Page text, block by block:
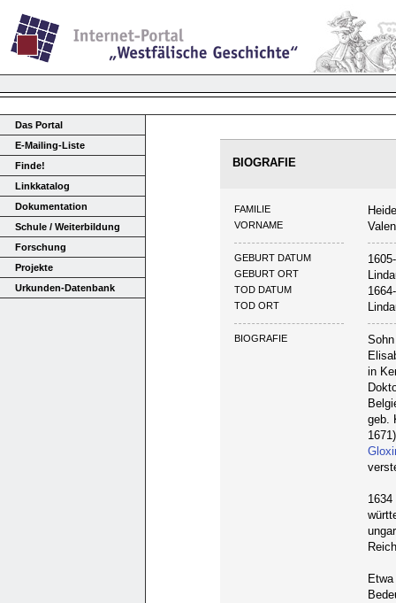
Das Portal
E-Mailing-Liste
Finde!
Linkkatalog
Dokumentation
Schule / Weiterbildung
Forschung
Projekte
Urkunden-Datenbank
BIOGRAFIE
FAMILIE
VORNAME
GEBURT DATUM
GEBURT ORT
TOD DATUM
TOD ORT
BIOGRAFIE
in
geb.